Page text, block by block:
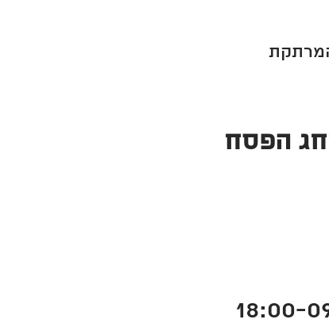
הפסח